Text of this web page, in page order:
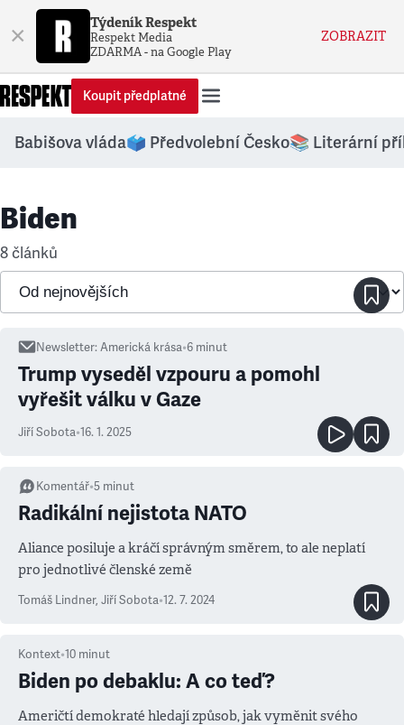
× Týdeník Respekt
Respekt Media
ZDARMA - na Google Play
ZOBRAZIT
Koupit předplatné
Babišova vláda🗳️ Předvolební Česko📚 Literární
Biden
8 článků
Newsletter:Americká krása•6 minut
Trump vyseděl vzpouru a pomohl
vyřešit válku v Gaze
Jiří Sobota•16. 1. 2025
Komentář•5 minut
Radikální nejistota NATO
Aliance posiluje a kráčí správným směrem, to ale neplatí
pro jednotlivé členské země
Tomáš Lindner, Jiří Sobota•12. 7. 2024
Kontext•10 minut
Biden po debaklu: A co teď?
Američtí demokraté hledají způsob, jak vyměnit svého